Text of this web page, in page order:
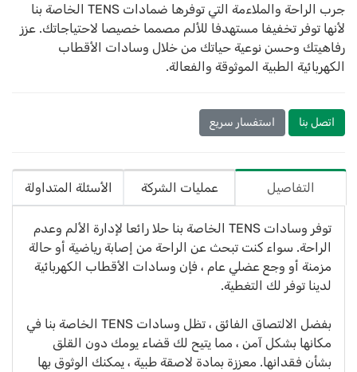
جرب الراحة والملاءمة التي توفرها ضمادات TENS الخاصة بنا
لأنها توفر تخفيفا مستهدفا للألم مصمما خصيصا لاحتياجاتك. عزز
رفاهيتك وحسن نوعية حياتك من خلال وسادات الأقطاب
الكهربائية الطبية الموثوقة والفعالة.
اتصل بنا استفسار سريع
التفاصيل عمليات الشركة الأسئلة المتداولة
توفر وسادات TENS الخاصة بنا حلا رائعا لإدارة الألم وعدم
الراحة. سواء كنت تبحث عن الراحة من إصابة رياضية أو حالة
مزمنة أو وجع عضلي عام ، فإن وسادات الأقطاب الكهربائية
لدينا توفر لك التغطية.
بفضل الالتصاق الفائق ، تظل وسادات TENS الخاصة بنا في
مكانها بشكل آمن ، مما يتيح لك قضاء يومك دون القلق
بشأن فقدانها. معززة بمادة لاصقة طبية ، يمكنك الوثوق بها